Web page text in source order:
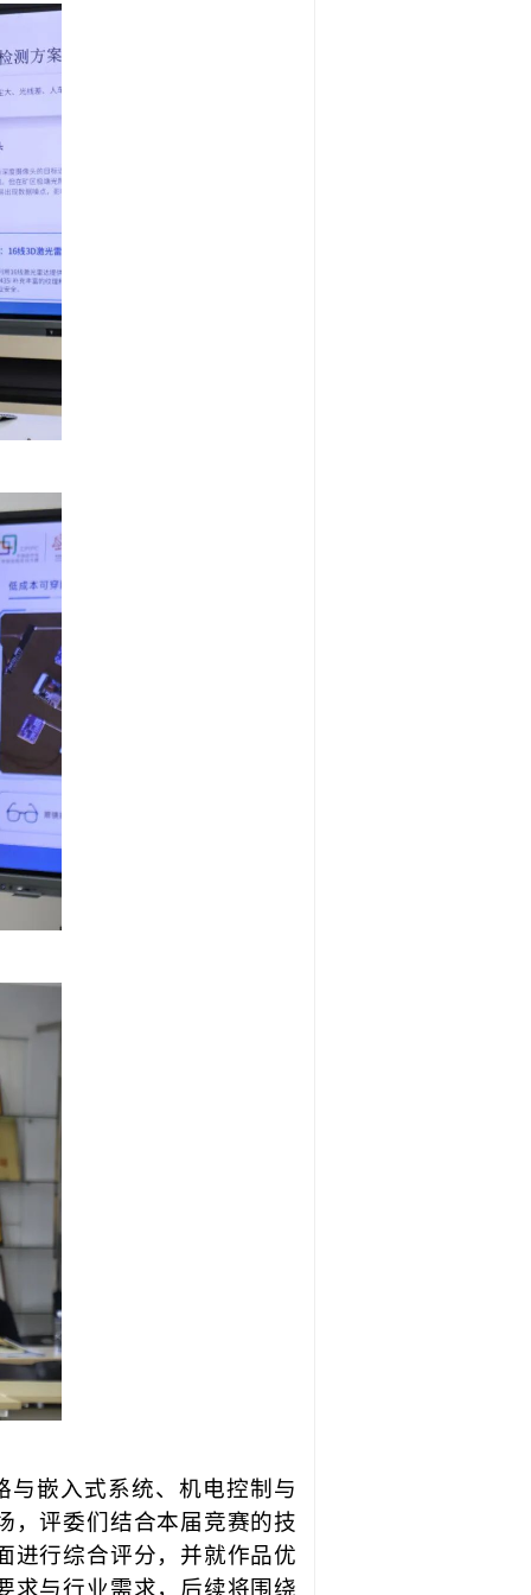
嵌入式系统、机电控制与
，评委们结合本届竞赛的技
进行综合评分，并就作品优
求与行业需求，后续将围绕